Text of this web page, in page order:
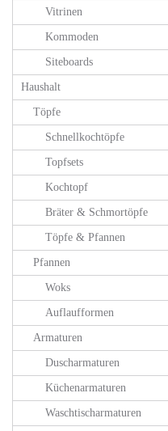
Vitrinen
Kommoden
Siteboards
Haushalt
Töpfe
Schnellkochtöpfe
Topfsets
Kochtopf
Bräter & Schmortöpfe
Töpfe & Pfannen
Pfannen
Woks
Auflaufformen
Armaturen
Duscharmaturen
Küchenarmaturen
Waschtischarmaturen